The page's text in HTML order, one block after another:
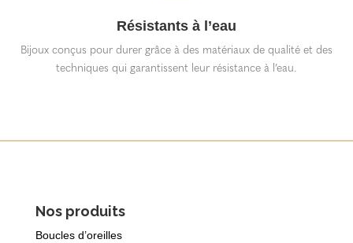
Résistants à l’eau
Bijoux conçus pour durer grâce à des matériaux de qualité et des
techniques qui garantissent leur résistance à l’eau.
Nos produits
Boucles d’oreilles